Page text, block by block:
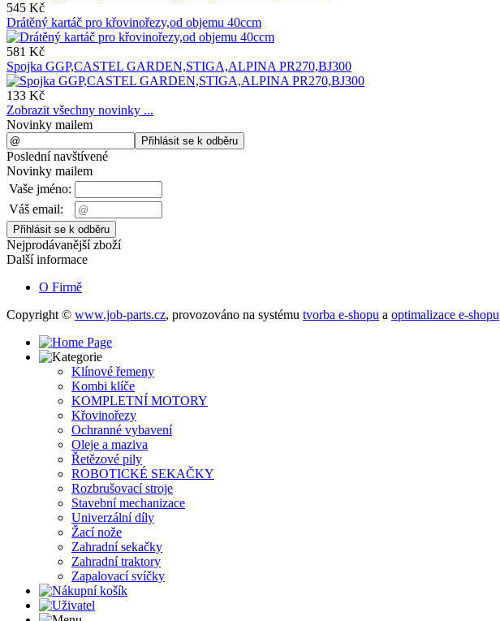
545 Kč
Drátěný kartáč pro křovinořezy,od objemu 40ccm
581 Kč
Spojka GGP,CASTEL GARDEN,STIGA,ALPINA PR270,BJ300
133 Kč
Zobrazit všechny novinky ...
Novinky mailem
Poslední navštívené
Novinky mailem
Vaše jméno:
Váš email:
Nejprodávanější zboží
Další informace
O Firmě
Copyright © www.job-parts.cz, provozováno na systému tvorba e-shopu a optimalizace e-shopu
Klínové řemeny
Kombi klíče
KOMPLETNÍ MOTORY
Křovinořezy
Ochranné vybavení
Oleje a maziva
Řetězové pily
ROBOTICKÉ SEKAČKY
Rozbrušovací stroje
Stavební mechanizace
Univerzální díly
Žací nože
Zahradní sekačky
Zahradní traktory
Zapalovací svíčky